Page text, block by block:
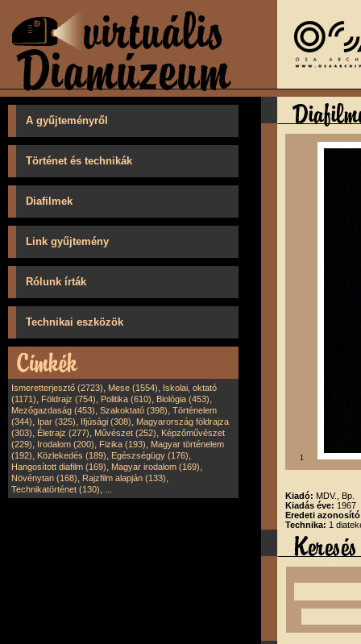
A gyűjteményről
Történet és technikák
Diafilmek
Link gyűjtemény
Rólunk írták
Technikai eszközök
Ismeretterjesztő (2723), Mese (1554), Iskolai, oktató
(1171), Földrajz (754), Politika (610), Biológia (453),
Mezőgazdaság (453), Szakoktató (398), Történelem
(344), Ipar (325), Ifjúsági (308), Magyarország földrajza
(303), Életrajz (277), Művészet (252), Képzőművészet
(229), Irodalom (200), Fizika (193), Magyar történelem
(192), Közlekedés (189), Egészségügy (176),
Hangosított diafilm (169), Magyar irodalom (169),
Növénytan (168), Rajzfilm alapján (133),
Technikatörténet (130),
1
Kiadó: MDV., Bp.
Kiadás éve: 1967
Eredeti
Technika: 1